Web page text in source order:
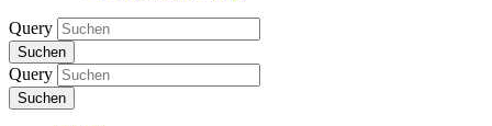
Query
Suchen
Query
Suchen